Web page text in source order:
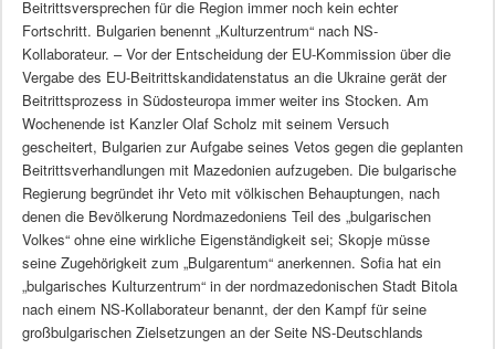
Beitrittsversprechen für die Region immer noch kein echter
Fortschritt. Bulgarien benennt „Kulturzentrum“ nach NS-
Kollaborateur. – Vor der Entscheidung der EU-Kommission über die
Vergabe des EU-Beitrittskandidatenstatus an die Ukraine gerät der
Beitrittsprozess in Südosteuropa immer weiter ins Stocken. Am
Wochenende ist Kanzler Olaf Scholz mit seinem Versuch
gescheitert, Bulgarien zur Aufgabe seines Vetos gegen die geplanten
Beitrittsverhandlungen mit Mazedonien aufzugeben. Die bulgarische
Regierung begründet ihr Veto mit völkischen Behauptungen, nach
denen die Bevölkerung Nordmazedoniens Teil des „bulgarischen
Volkes“ ohne eine wirkliche Eigenständigkeit sei; Skopje müsse
seine Zugehörigkeit zum „Bulgarentum“ anerkennen. Sofia hat ein
„bulgarisches Kulturzentrum“ in der nordmazedonischen Stadt Bitola
nach einem NS-Kollaborateur benannt, der den Kampf für seine
großbulgarischen Zielsetzungen an der Seite NS-Deutschlands